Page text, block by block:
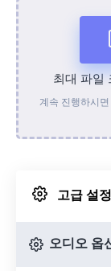
최대 파일
계속 진행하시면
고급 설
오디오 옵